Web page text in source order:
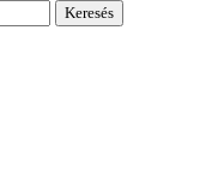
Keresés